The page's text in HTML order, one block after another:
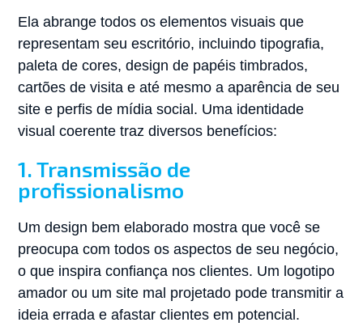
Ela abrange todos os elementos visuais que
representam seu escritório, incluindo tipografia,
paleta de cores, design de papéis timbrados,
cartões de visita e até mesmo a aparência de seu
site e perfis de mídia social. Uma identidade
visual coerente traz diversos benefícios:
1. Transmissão de
profissionalismo
Um design bem elaborado mostra que você se
preocupa com todos os aspectos de seu negócio,
o que inspira confiança nos clientes. Um logotipo
amador ou um site mal projetado pode transmitir a
ideia errada e afastar clientes em potencial.